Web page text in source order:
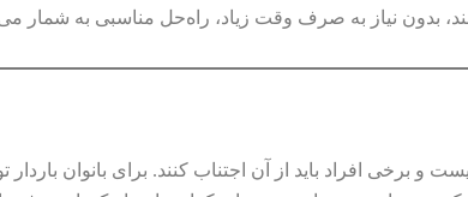
بدون نیاز به صرف وقت زیاد، راه‌حل مناسبی به شمار
و برخی افراد باید از آن اجتناب کنند. برای بانوان باردار